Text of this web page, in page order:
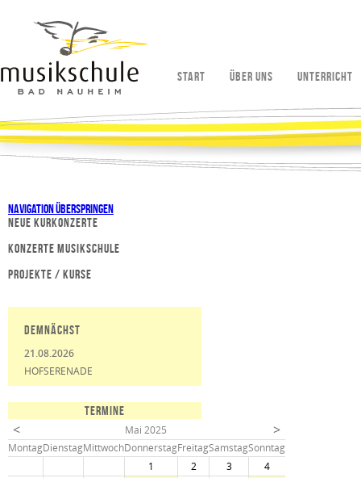
Start Über uns Unterricht
Navigation überspringen
Neue Kurkonzerte
Konzerte Musikschule
Projekte / Kurse
Demnächst
21.08.2026
HOFSERENADE
TERMINE
< Mai 2025 >
MontagDienstagMittwochDonnerstagFreitagSamstagSonntag
1
2 3
4